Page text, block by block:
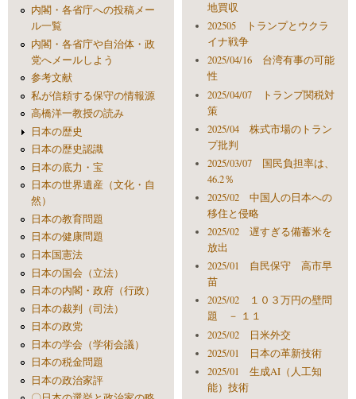
内閣・各省庁への投稿メー
ル一覧
内閣・各省庁や自治体・政
党へメールしよう
参考文献
私が信頼する保守の情報源
高橋洋一教授の読み
日本の歴史
日本の歴史認識
日本の底力・宝
日本の世界遺産（文化・自
然）
日本の教育問題
日本の健康問題
日本国憲法
日本の国会（立法）
日本の内閣・政府（行政）
日本の裁判（司法）
日本の政党
日本の学会（学術会議）
日本の税金問題
日本の政治家評
地買収
202505 トランプとウクラ
イナ戦争
2025/04/16 台湾有事の可能
性
2025/04/07 トランプ関税対
策
2025/04 株式市場のトラン
プ批判
2025/03/07 国民負担率は、
46.2％
2025/02 中国人の日本への
移住と侵略
2025/02 遅すぎる備蓄米を
放出
2025/01 自民保守 高市早
苗
2025/02 １０３万円の壁問
題 － １１
2025/02 日米外交
2025/01 日本の革新技術
2025/01 生成AI（人工知
能）技術